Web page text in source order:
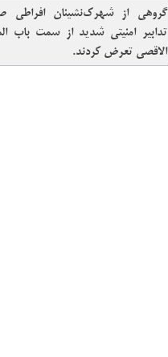
گروهی از شهرک‌نشینان افراطی
تدابیر امنیتی شدید از سمت باب
الاقصی تعرض کردند.